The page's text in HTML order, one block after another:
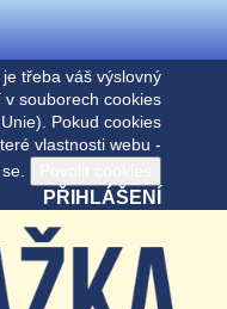
třeba váš výslovný
souborech cookies
Pokud cookies
vlastnosti webu -
PŘIHLÁŠENÍ